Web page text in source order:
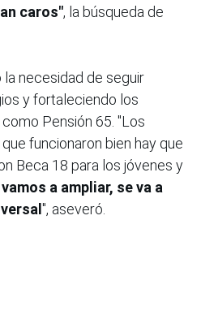
caros", la búsqueda de
necesidad de seguir
y fortaleciendo los
Pensión 65. "Los
funcionaron bien hay que
Beca 18 para los jóvenes y
a ampliar, se va a
", aseveró.